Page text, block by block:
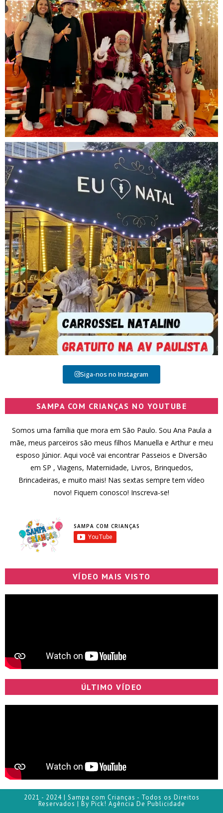
Siga-nos no Instagram
SAMPA COM CRIANÇAS NO YOUTUBE
Somos uma família que mora em São Paulo. Sou Ana Paula a
mãe, meus parceiros são meus filhos Manuella e Arthur e meu
esposo Júnior. Aqui você vai encontrar Passeios e Diversão
em SP , Viagens, Maternidade, Livros, Brinquedos,
Brincadeiras, e muito mais! Nas sextas sempre tem vídeo
novo! Fiquem conosco! Inscreva-se!
SAMPA COM CRIANÇAS
VÍDEO MAIS VISTO
ÚLTIMO VÍDEO
2021 - 2024 | Sampa com Crianças - Todos os Direitos
Reservados | By Pick! Agência De Publicidade